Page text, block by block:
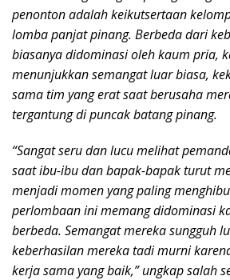
penonton adalah keikutsertaan
lomba panjat pinang. Berbeda dari
biasanya didominasi oleh kaum pria,
menunjukkan semangat luar biasa,
sama tim yang erat saat berusaha
tergantung di puncak batang pinang.
“Sangat seru dan lucu melihat
saat ibu-ibu dan bapak-bapak turut
menjadi momen yang paling
perlombaan ini memang didominasi
berbeda. Semangat mereka sungguh
keberhasilan mereka tadi murni
kerja sama yang baik,” ungkap salah